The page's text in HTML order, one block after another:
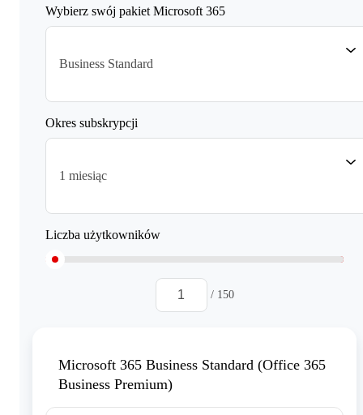
Wybierz swój pakiet Microsoft 365
Business Standard
Okres subskrypcji
1 miesiąc
Liczba użytkowników
/ 150
Microsoft 365 Business Standard (Office 365
Business Premium)